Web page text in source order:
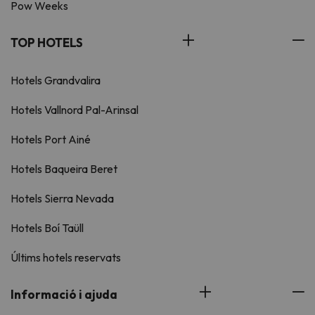
Pow Weeks
TOP HOTELS
Hotels Grandvalira
Hotels Vallnord Pal-Arinsal
Hotels Port Ainé
Hotels Baqueira Beret
Hotels Sierra Nevada
Hotels Boí Taüll
Últims hotels reservats
Informació i ajuda